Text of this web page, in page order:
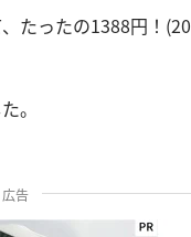
たったの1388円！
。
広告